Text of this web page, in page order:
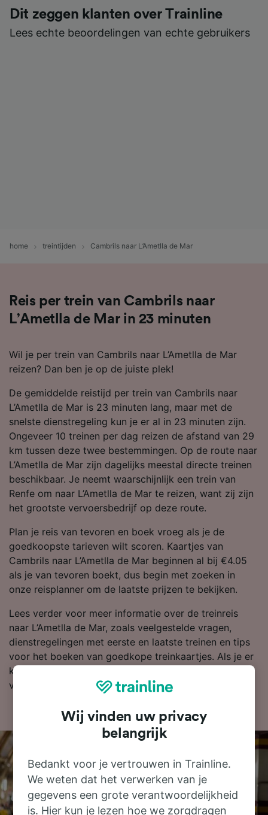
Dit zeggen klanten over Trainline
Lees echte beoordelingen van echte gebruikers
home treintijden Cambrils naar L’Ametlla de Mar
Reis per trein van Cambrils naar
L’Ametlla de Mar in 23 minuten
Wil je per trein van Cambrils naar L’Ametlla de Mar
reizen? Dan ben je op de juiste plek!
De gemiddelde reistijd per trein van Cambrils naar
L’Ametlla de Mar is 23 minuten lang, maar met de
snelste dienstregeling kun je er al in 23 minuten zijn.
Ongeveer 10 treinen per dag reizen de afstand van 29
km tussen deze twee bestemmingen. Op de route naar
L’Ametlla de Mar zijn dagelijks meestal directe treinen
beschikbaar. Je neemt waarschijnlijk een trein van
Renfe om naar L’Ametlla de Mar te reizen, want zij zijn
het grootste vervoersbedrijf op deze route.
Plan je reis van tevoren en boek vroeg als je de
goedkoopste tarieven wilt scoren. Kaartjes van
Cambrils naar L’Ametlla de Mar beginnen al bij €4.05
als je van tevoren boekt, dus begin met zoeken in
onze reisplanner om de laatste prijzen te bekijken.
Lees verder voor meer informatie over de treinreis
naar L’Ametlla de Mar, zoals veelgestelde vragen,
dienstregelingen met eerste en laatste treinen en tips
voor het boeken van goedkope treinkaartjes. Als je er
klaar voor bent om te boeken, zoek je kaartjes dan
vandaag nog bij ons naar goedkope treinkaartjes.
Wij vinden uw privacy
belangrijk
Bedankt voor je vertrouwen in Trainline.
We weten dat het verwerken van je
gegevens een grote verantwoordelijkheid
is. Hier kun je lezen hoe we zorgdragen